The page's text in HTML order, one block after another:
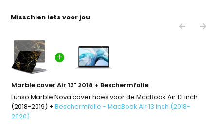
Misschien iets voor jou
Marble cover Air 13" 2018 + Beschermfolie
Lunso Marble Nova cover hoes voor de MacBook Air 13 inch
(2018-2019) + Beschermfolie - MacBook Air 13 inch (2018-
2020)